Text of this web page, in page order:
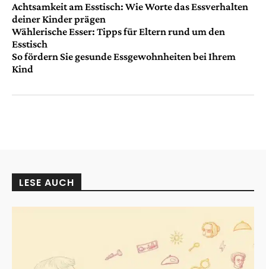
Achtsamkeit am Esstisch: Wie Worte das Essverhalten
deiner Kinder prägen
Wählerische Esser: Tipps für Eltern rund um den
Esstisch
So fördern Sie gesunde Essgewohnheiten bei Ihrem
Kind
LESE AUCH